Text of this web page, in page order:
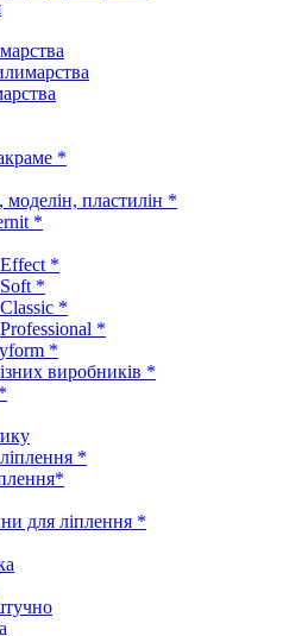
*
пластилін *
*
*
*
*
*
*
виробників *
*
для ліплення *